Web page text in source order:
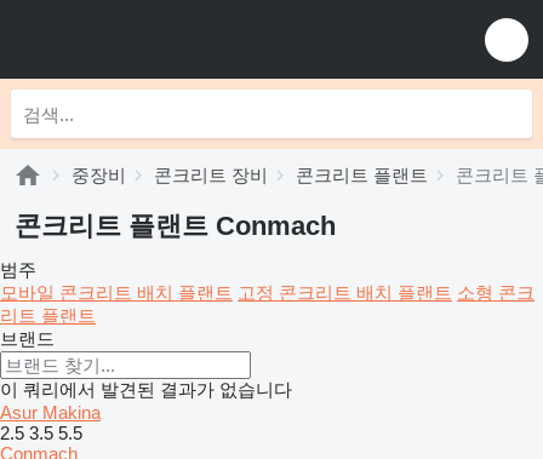
중장비 콘크리트 장비 콘크리트 플랜트 콘크리트
콘크리트 플랜트 Conmach
범주
모바일 콘크리트 배치 플랜트 고정 콘크리트 배치 플랜트 소형 콘크
리트 플랜트
브랜드
이 쿼리에서 발견된 결과가 없습니다
Asur Makina
2.5 3.5 5.5
Conmach